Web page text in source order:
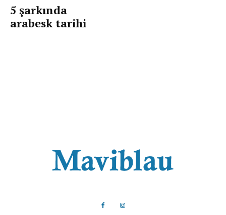
5 şarkında
arabesk tarihi